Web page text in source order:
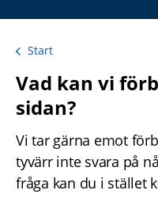
Start
Vad kan vi
sidan?
Vi tar gärna emot
tyvärr inte svara på
fråga kan du i stället